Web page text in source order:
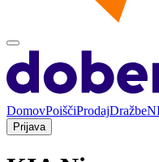
DomovPoiščiProdajDražbe
Prijava